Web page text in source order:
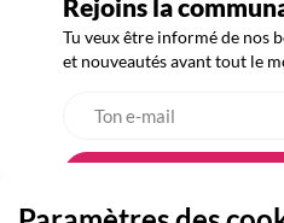
Rejoins la
Tu veux être informé de nos
et nouveautés avant tout le